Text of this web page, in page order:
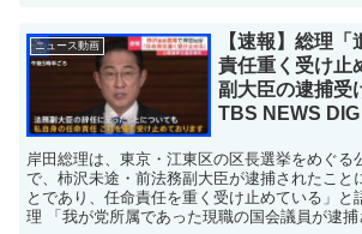
ニュース動画
【速報】総理
責任重く受け止
副大臣の逮捕受
TBS NEWS DIG
岸田総理は、東京・江東区の区長選挙をめぐる
で、柿沢未途・前法務副大臣が逮捕されたこと
とであり、任命責任を重く受け止めている」と
理 「我が党所属であった現職の国会議員が逮